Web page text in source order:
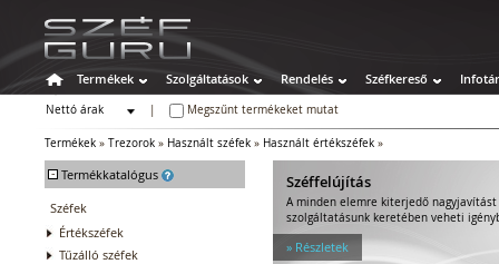
Termékek Szolgáltatások Rendelés Széfkereső Infotár
Nettó árak
Megszűnt termékeket mutat
Termékek » Trezorok » Használt széfek » Használt értékszéfek »
- Termékkatalógus
Széfek
Értékszéfek
Tűzálló széfek
Széffelújítás
A minden elemre kiterjedő
szolgáltatásunk keretében veheti
» Részletek